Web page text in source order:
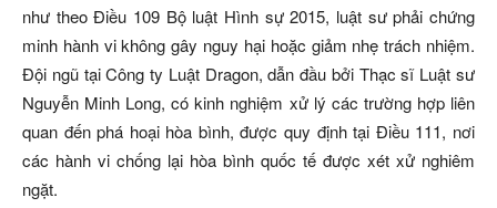
như theo Điều 109 Bộ luật Hình sự 2015, luật sư phải chứng
minh hành vi không gây nguy hại hoặc giảm nhẹ trách nhiệm.
Đội ngũ tại Công ty Luật Dragon, dẫn đầu bởi Thạc sĩ Luật sư
Nguyễn Minh Long, có kinh nghiệm xử lý các trường hợp liên
quan đến phá hoại hòa bình, được quy định tại Điều 111, nơi
các hành vi chống lại hòa bình quốc tế được xét xử nghiêm
ngặt.